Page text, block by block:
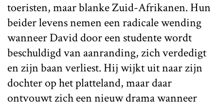
toeristen, maar blanke Zuid-Afrikanen. Hun
beider levens nemen een radicale wending
wanneer David door een studente wordt
beschuldigd van aanranding, zich verdedigt
en zijn baan verliest. Hij wijkt uit naar zijn
dochter op het platteland, maar daar
ontvouwt zich een nieuw drama wanneer